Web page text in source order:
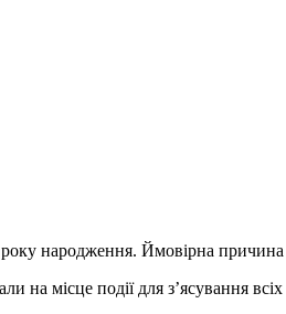
народження. Ймовірна
на місце події для з’ясування всіх